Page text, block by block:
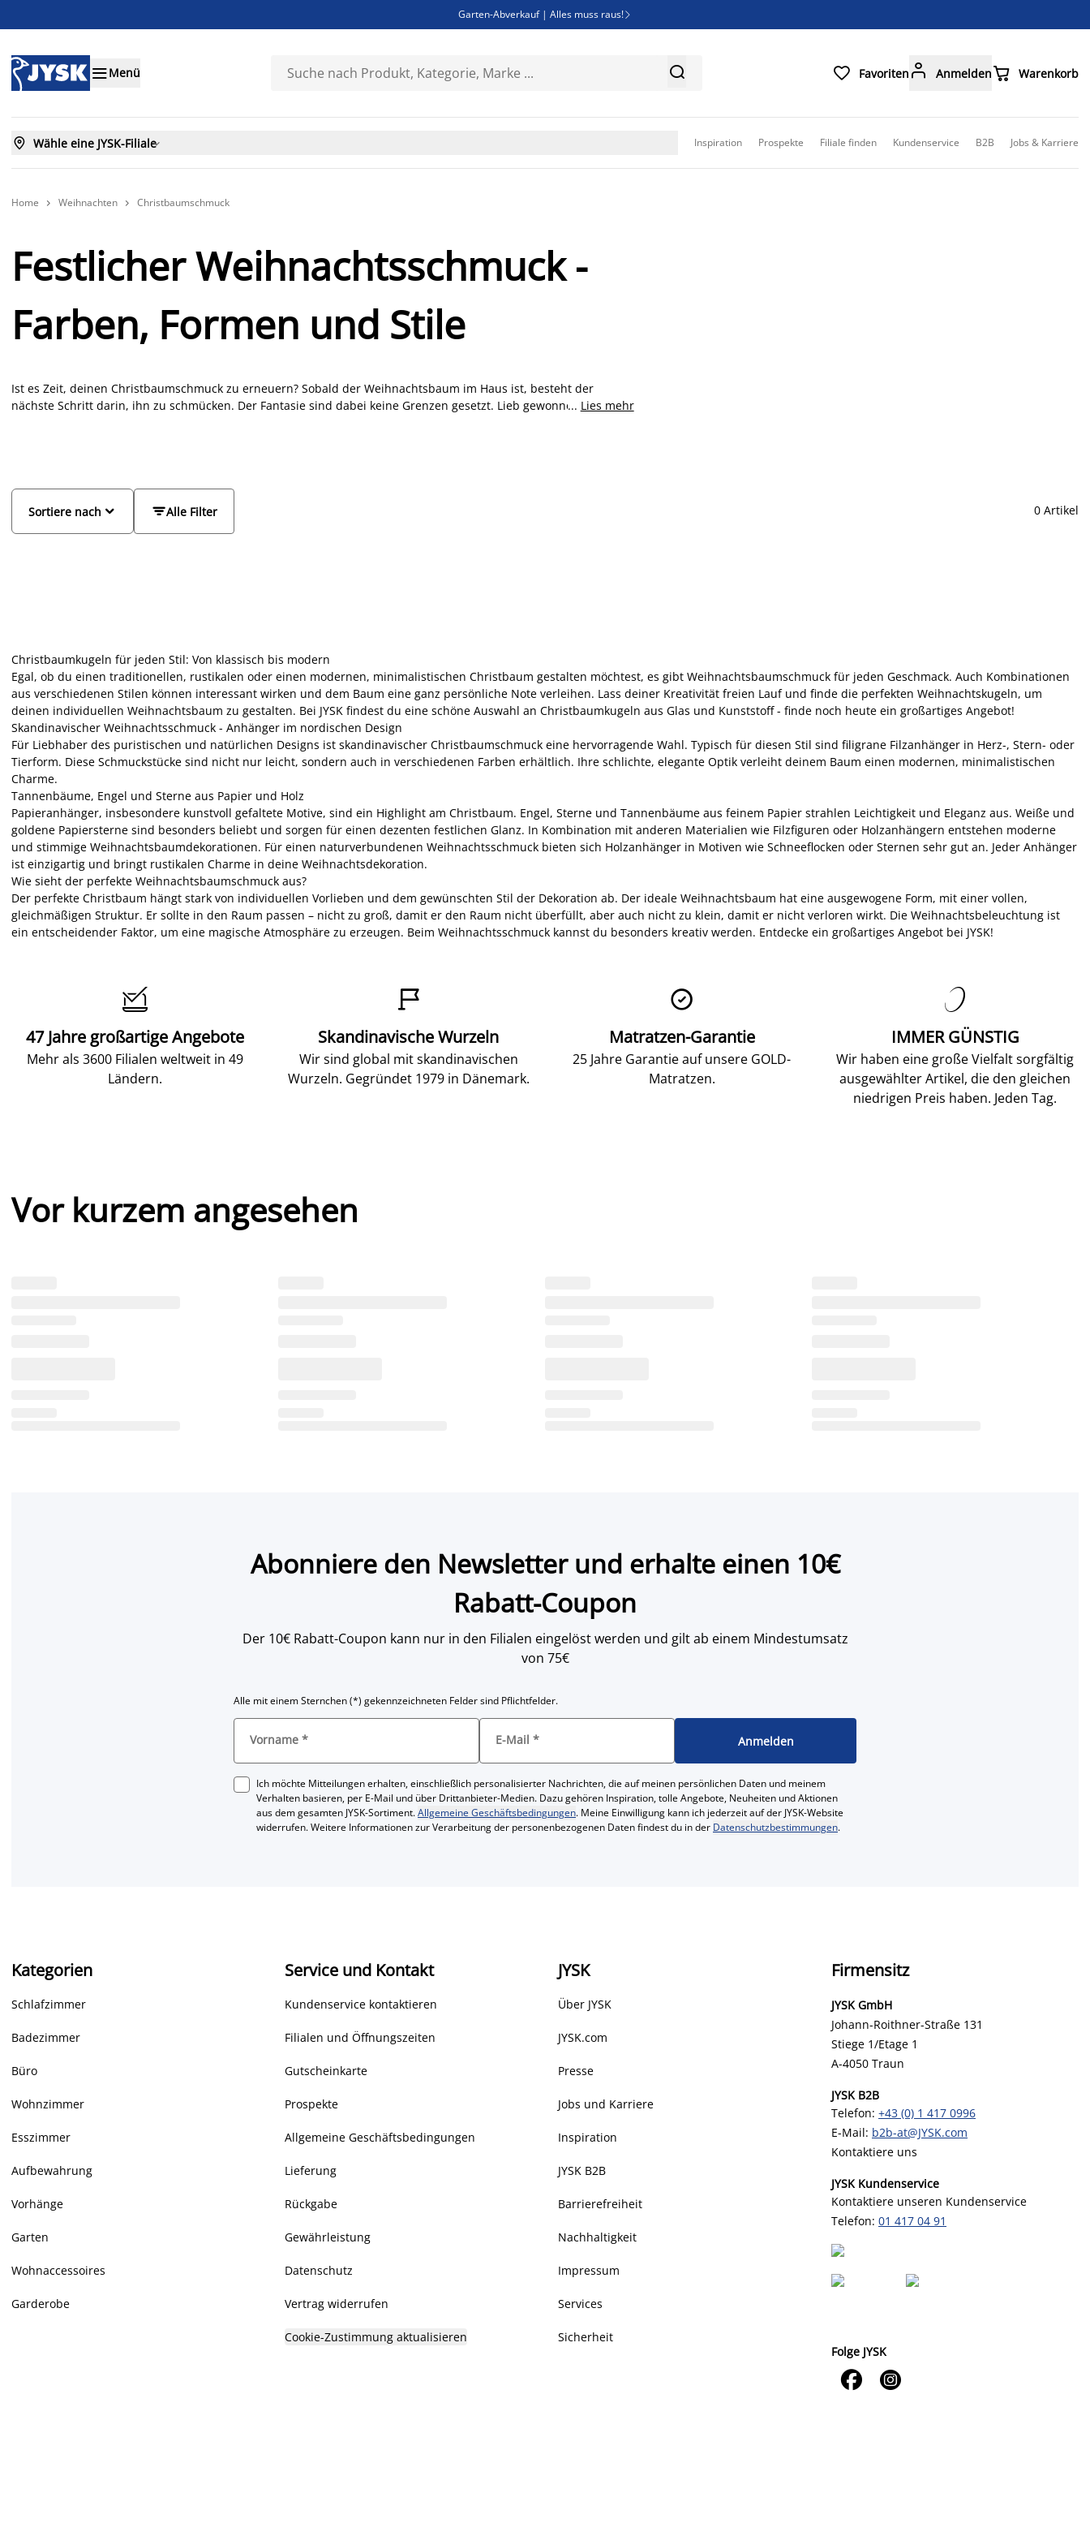
Garten-Abverkauf | Alles muss raus! 
Bist du Unternehmer? Entdecke JYSK-B2B
Menü   Favoriten  Anmelden Warenkorb
 Wähle eine JYSK-Filiale Inspiration Prospekte Filiale finden Kundenservice B2B Jobs & Karriere
Home  Weihnachten  Christbaumschmuck
Festlicher Weihnachtsschmuck -
Farben, Formen und Stile
Ist es Zeit, deinen Christbaumschmuck zu erneuern? Sobald der Weihnachtsbaum im Haus ist, besteht der
nächste Schritt darin, ihn zu schmücken. Der Fantasie sind dabei keine Grenzen gesetzt. Lieb gewonnene
dieses Jahr ein paar schöne Weihnachtslieder unter dem toll geschmückten Christbaum und mache dein
Weihnachtsfest zu etwas ganz besonderem.
... Lies mehr
Alle Filter

Sortiere nach 0 Artikel
Christbaumkugeln für jeden Stil: Von klassisch bis modern
Egal, ob du einen traditionellen, rustikalen oder einen modernen, minimalistischen Christbaum gestalten möchtest, es gibt Weihnachtsbaumschmuck für jeden Geschmack. Auch Kombinationen
aus verschiedenen Stilen können interessant wirken und dem Baum eine ganz persönliche Note verleihen. Lass deiner Kreativität freien Lauf und finde die perfekten Weihnachtskugeln, um
deinen individuellen Weihnachtsbaum zu gestalten. Bei JYSK findest du eine schöne Auswahl an Christbaumkugeln aus Glas und Kunststoff - finde noch heute ein großartiges Angebot!
Skandinavischer Weihnachtsschmuck - Anhänger im nordischen Design
Für Liebhaber des puristischen und natürlichen Designs ist skandinavischer Christbaumschmuck eine hervorragende Wahl. Typisch für diesen Stil sind filigrane Filzanhänger in Herz-, Stern- oder
Tierform. Diese Schmuckstücke sind nicht nur leicht, sondern auch in verschiedenen Farben erhältlich. Ihre schlichte, elegante Optik verleiht deinem Baum einen modernen, minimalistischen
Charme.
Tannenbäume, Engel und Sterne aus Papier und Holz
Papieranhänger, insbesondere kunstvoll gefaltete Motive, sind ein Highlight am Christbaum. Engel, Sterne und Tannenbäume aus feinem Papier strahlen Leichtigkeit und Eleganz aus. Weiße und
goldene Papiersterne sind besonders beliebt und sorgen für einen dezenten festlichen Glanz. In Kombination mit anderen Materialien wie Filzfiguren oder Holzanhängern entstehen moderne
und stimmige Weihnachtsbaumdekorationen. Für einen naturverbundenen Weihnachtsschmuck bieten sich Holzanhänger in Motiven wie Schneeflocken oder Sternen sehr gut an. Jeder Anhänger
ist einzigartig und bringt rustikalen Charme in deine Weihnachtsdekoration.
Wie sieht der perfekte Weihnachtsbaumschmuck aus?
Der perfekte Christbaum hängt stark von individuellen Vorlieben und dem gewünschten Stil der Dekoration ab. Der ideale Weihnachtsbaum hat eine ausgewogene Form, mit einer vollen,
gleichmäßigen Struktur. Er sollte in den Raum passen – nicht zu groß, damit er den Raum nicht überfüllt, aber auch nicht zu klein, damit er nicht verloren wirkt. Die Weihnachtsbeleuchtung ist
ein entscheidender Faktor, um eine magische Atmosphäre zu erzeugen. Beim Weihnachtsschmuck kannst du besonders kreativ werden. Entdecke ein großartiges Angebot bei JYSK!

47 Jahre großartige Angebote
Mehr als 3600 Filialen weltweit in 49
Ländern.

Skandinavische Wurzeln
Wir sind global mit skandinavischen
Wurzeln. Gegründet 1979 in Dänemark.

Matratzen-Garantie
25 Jahre Garantie auf unsere GOLD-
Matratzen.

IMMER GÜNSTIG
Wir haben eine große Vielfalt sorgfältig
ausgewählter Artikel, die den gleichen
niedrigen Preis haben. Jeden Tag.
Vor kurzem angesehen
Abonniere den Newsletter und erhalte einen 10€
Rabatt-Coupon
Der 10€ Rabatt-Coupon kann nur in den Filialen eingelöst werden und gilt ab einem Mindestumsatz
von 75€
Alle mit einem Sternchen (*) gekennzeichneten Felder sind Pflichtfelder.
Vorname * E-Mail * Anmelden
Ich möchte Mitteilungen erhalten, einschließlich personalisierter Nachrichten, die auf meinen persönlichen Daten und meinem
Verhalten basieren, per E-Mail und über Drittanbieter-Medien. Dazu gehören Inspiration, tolle Angebote, Neuheiten und Aktionen
aus dem gesamten JYSK-Sortiment.Allgemeine Geschäftsbedingungen. Meine Einwilligung kann ich jederzeit auf der JYSK-Website
widerrufen. Weitere Informationen zur Verarbeitung der personenbezogenen Daten findest du in der Datenschutzbestimmungen.
Kategorien
Schlafzimmer
Badezimmer
Büro
Wohnzimmer
Esszimmer
Aufbewahrung
Vorhänge
Garten
Wohnaccessoires
Garderobe
Service und Kontakt
Kundenservice kontaktieren
Filialen und Öffnungszeiten
Gutscheinkarte
Prospekte
Allgemeine Geschäftsbedingungen
Lieferung
Rückgabe
Gewährleistung
Datenschutz
Vertrag widerrufen
Cookie-Zustimmung aktualisieren
JYSK
Über JYSK
JYSK.com
Presse
Jobs und Karriere
Inspiration
JYSK B2B
Barrierefreiheit
Nachhaltigkeit
Impressum
Services
Sicherheit
Firmensitz
JYSK GmbH
Johann-Roithner-Straße 131
Stiege 1/Etage 1
A-4050 Traun
JYSK B2B
Telefon: +43 (0) 1 417 0996
E-Mail: b2b-at@JYSK.com
Kontaktiere uns
JYSK Kundenservice
Kontaktiere unseren Kundenservice
Telefon: 01 417 04 91
Folge JYSK
 